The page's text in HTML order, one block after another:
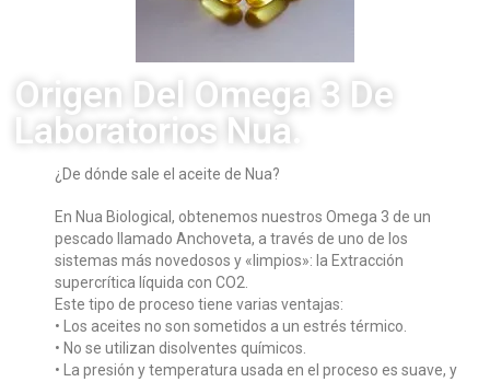
Origen Del Omega 3 De
Laboratorios Nua.
¿De dónde sale el aceite de Nua?
En Nua Biological, obtenemos nuestros Omega 3 de un
pescado llamado Anchoveta, a través de uno de los
sistemas más novedosos y «limpios»: la Extracción
supercrítica líquida con CO2.
Este tipo de proceso tiene varias ventajas:
• Los aceites no son sometidos a un estrés térmico.
• No se utilizan disolventes químicos.
• La presión y temperatura usada en el proceso es suave, y